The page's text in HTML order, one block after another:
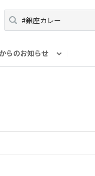
らのお知らせ